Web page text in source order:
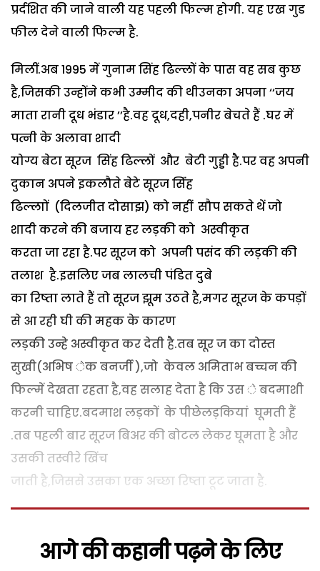
प्रर्दशित की जाने वाली यह पहली फिल्म होगी. यह एख गुड
फील देने वाली फिल्म है.
मिलीं.अब 1995 में गुनाम सिंह ढिल्लों के पास वह सब कुछ
है,जिसकी उन्होंने कभी उम्मीद की थीउनका अपना ‘‘जय
माता रानी दूध भंडार ’’है.वह दूध,दही,पनीर बेचते हैं .घर में
पत्नी के अलावा शादी
योग्य बेटा सूरज सिंह ढिल्लों और बेटी गुड्डी है.पर वह अपनी
दुकान अपने इकलौते बेटे सूरज सिंंह
ढिल्लाों (दिलजीत दोसाझ) को नहीं सौप सकते थें जो
शादी करने की बजाय हर लड़की को अस्वीकृत
करता जा रहा है.पर सूरज को अपनी पसंद की लड़की की
तलाश है.इसलिए जब लालची पंडित दुबे
का रिष्ता लाते हैं तो सूरज झूम उठते है,मगर सूरज के कपड़ों
से आ रही घी की महक के कारण
लड़की उन्हे अस्वीकृत कर देती है.तब सूर ज का दोस्त
सुखी(अभिष ेक बनर्जी ),जो केवल अमिताभ बच्चन की
फिल्में देखता रहता है,वह सलाह देता है कि उस े बदमाशी
करनी चाहिए.बदमाश लड़कों के पीछेलड़कियां घूमती हैं
.तब पहली बार सूरज बिअर की बोटल लेकर घूमता है और
उसकी तस्वीरे खिंच
जाती है,जिससे उसका एक अच्छा रिष्ता टूट जाता है.
आगे की कहानी पढ़ने के लिए